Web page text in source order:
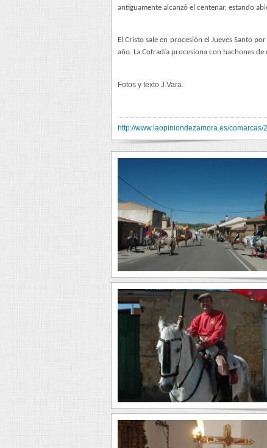
antiguamente alcanzó el centenar, estando
El Cristo sale en procesión el Jueves Santo
año. La Cofradía procesiona con hachones
Fotos y texto J.Vara.
http://www.laopiniondezamora.es/